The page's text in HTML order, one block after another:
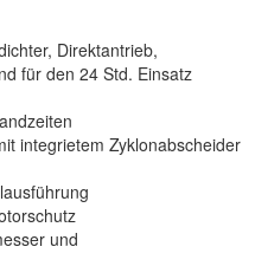
Direktantrieb,
für den 24 Std. Einsatz
integrietem Zyklonabscheider
und